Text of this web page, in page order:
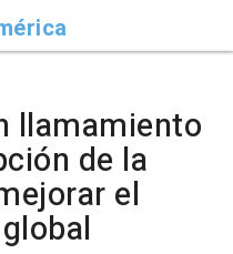
llamamiento
de la
el